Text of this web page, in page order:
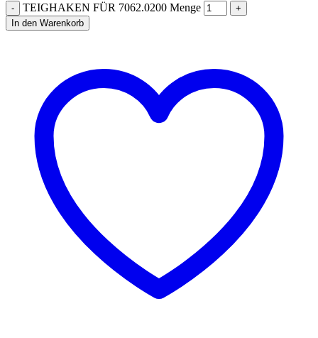
TEIGHAKEN FÜR 7062.0200 Menge
In den Warenkorb